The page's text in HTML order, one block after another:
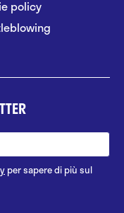
policy
per sapere di più sul